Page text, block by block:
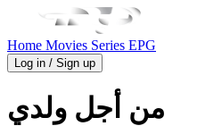
Home Movies Series EPG
Log in / Sign up
من أجل ولدي